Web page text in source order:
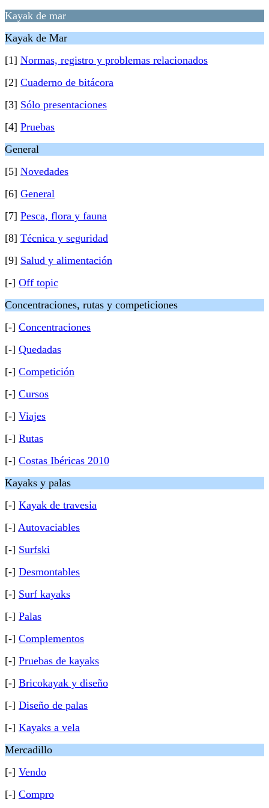
Kayak de mar
Kayak de Mar
[1] Normas, registro y problemas relacionados
[2] Cuaderno de bitácora
[3] Sólo presentaciones
[4] Pruebas
General
[5] Novedades
[6] General
[7] Pesca, flora y fauna
[8] Técnica y seguridad
[9] Salud y alimentación
[-] Off topic
Concentraciones, rutas y competiciones
[-] Concentraciones
[-] Quedadas
[-] Competición
[-] Cursos
[-] Viajes
[-] Rutas
[-] Costas Ibéricas 2010
Kayaks y palas
[-] Kayak de travesia
[-] Autovaciables
[-] Surfski
[-] Desmontables
[-] Surf kayaks
[-] Palas
[-] Complementos
[-] Pruebas de kayaks
[-] Bricokayak y diseño
[-] Diseño de palas
[-] Kayaks a vela
Mercadillo
[-] Vendo
[-] Compro